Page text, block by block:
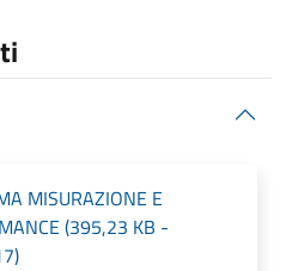
MISURAZIONE E
(395,23 KB -